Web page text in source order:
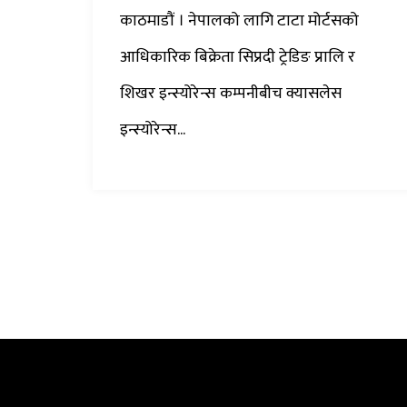
काठमाडौं । नेपालको लागि टाटा मोर्टसको
आधिकारिक बिक्रेता सिप्रदी ट्रेडिङ प्रालि र
शिखर इन्स्योरेन्स कम्पनीबीच क्यासलेस
इन्स्योरेन्स...